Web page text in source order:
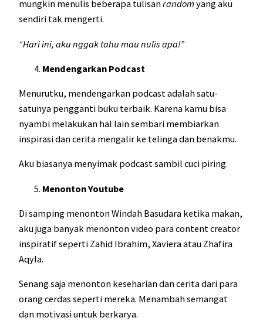
mungkin menulis beberapa tulisanrandom yang aku
sendiri tak mengerti.
“Hari ini, aku nggak tahu mau nulis apa!”
Mendengarkan Podcast
Menurutku, mendengarkan podcast adalah satu-
satunya pengganti buku terbaik. Karena kamu bisa
nyambi melakukan hal lain sembari membiarkan
inspirasi dan cerita mengalir ke telinga dan benakmu.
Aku biasanya menyimak podcast sambil cuci piring.
Menonton Youtube
Di samping menonton Windah Basudara ketika makan,
aku juga banyak menonton video para content creator
inspiratif seperti Zahid Ibrahim, Xaviera atau Zhafira
Aqyla.
Senang saja menonton keseharian dan cerita dari para
orang cerdas seperti mereka. Menambah semangat
dan motivasi untuk berkarya.